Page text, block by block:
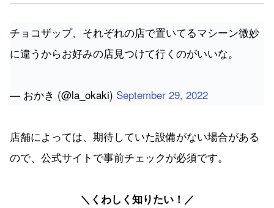
チョコザップ、それぞれの店で置いてるマシーン微妙
に違うからお好みの店見つけて行くのがいいな。
— おかき (@la_okaki) September 29, 2022
店舗によっては、期待していた設備がない場合がある
ので、公式サイトで事前チェックが必須です。
＼くわしく知りたい！／